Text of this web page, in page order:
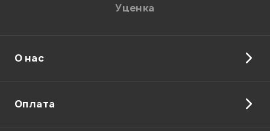
Уценка
О нас
Оплата